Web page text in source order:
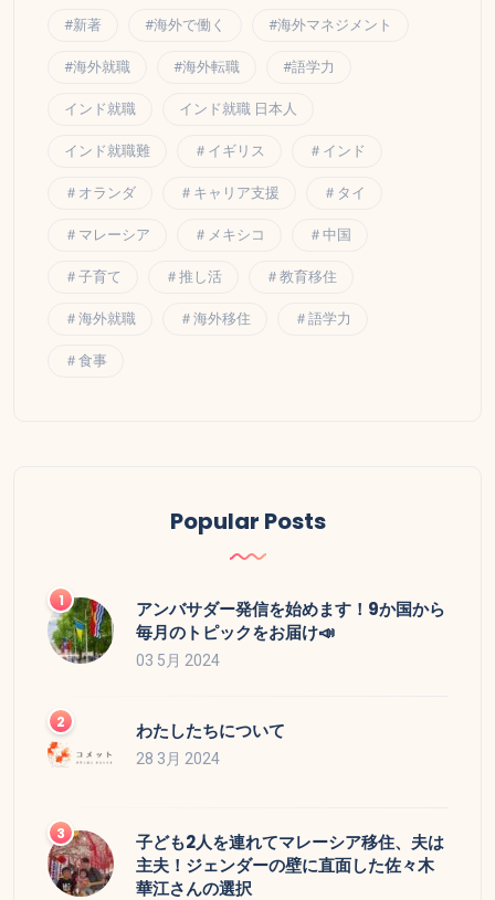
#新著 #海外で働く #海外マネジメント
#海外就職 #海外転職 #語学力
インド就職 インド就職 日本人
インド就職難 ＃イギリス ＃インド
＃オランダ ＃キャリア支援 ＃タイ
＃マレーシア ＃メキシコ ＃中国
＃子育て ＃推し活 ＃教育移住
＃海外就職 ＃海外移住 ＃語学力
＃食事
Popular Posts
アンバサダー発信を始めます！9か国から
毎月のトピックをお届け📣
03 5月 2024
わたしたちについて
28 3月 2024
子ども2人を連れてマレーシア移住、夫は
主夫！ジェンダーの壁に直面した佐々木
華江さんの選択